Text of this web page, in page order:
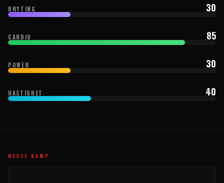
BRYTING 30
CARDIO 85
POWER 30
HASTIGHET 40
NESTE KAMP